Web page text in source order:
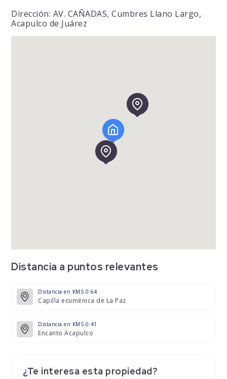
¿Te interesa esta propiedad?
Dirección: AV. CAÑADAS, Cumbres Llano Largo,
Acapulco de Juárez
Distancia a puntos relevantes
Distancia en KMS 0.64
Capilla ecuménica de La Paz
Distancia en KMS 0.41
Encanto Acapulco